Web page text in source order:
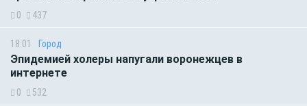
0 437
18:01 Город
Эпидемией холеры напугали воронежцев в
интернете
0 532